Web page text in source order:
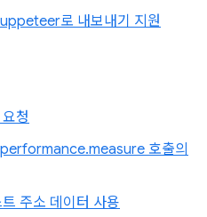
로 내보내기 지원
청
호출의
주소 데이터 사용